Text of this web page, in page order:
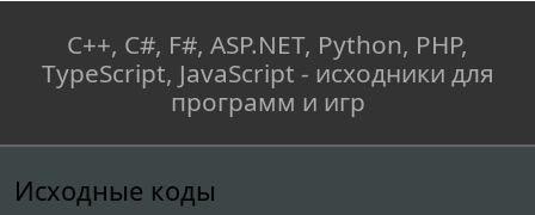
C++, C#, F#, ASP.NET, Python, PHP,
TypeScript, JavaScript - исходники для
программ и игр
Исходные коды